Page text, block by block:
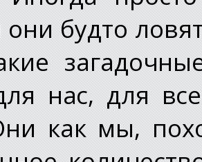
они будто
нас, для
как мы,